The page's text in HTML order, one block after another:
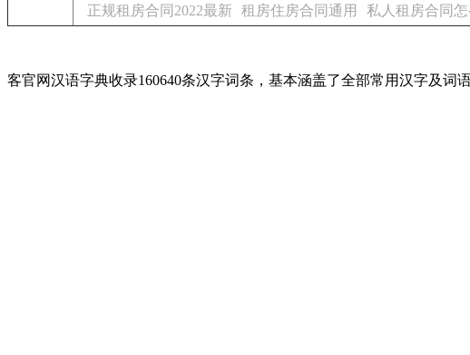
正规租房合同2022最新
租房住房合同通用 私人租房合同
客官网汉语字典收录160640条汉字词条，基本涵盖了全部常用汉字及词